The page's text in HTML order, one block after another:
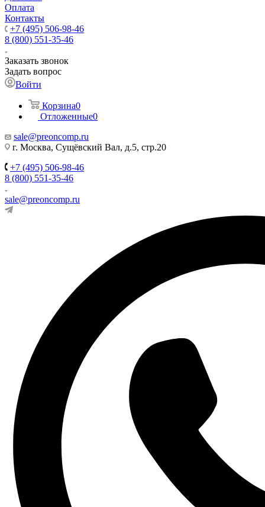
Оплата
Контакты
+7 (495) 506-98-46
8 (800) 551-35-46
Заказать звонок
Задать вопрос
Войти
Корзина0
Отложенные0
sale@preoncomp.ru
г. Москва, Сущёвский Вал, д.5, стр.20
+7 (495) 506-98-46
8 (800) 551-35-46
sale@preoncomp.ru